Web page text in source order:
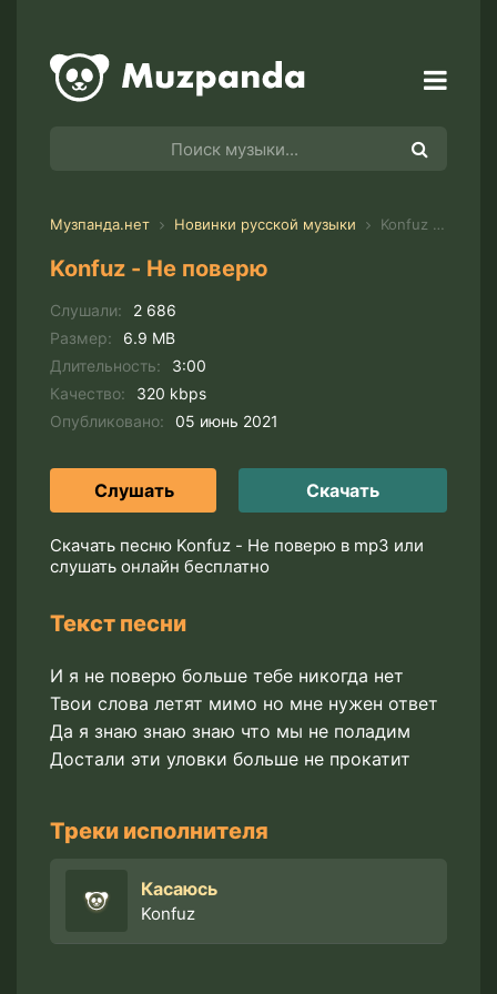
Музпанда.нет Новинки русской музыки Konfuz - Не поверю
Konfuz - Не поверю
Слушали:
2 686
Размер:
6.9 MB
Длительность:
3:00
Качество:
320 kbps
Опубликовано:
05 июнь 2021
Слушать Скачать
Скачать песню Konfuz - Не поверю в mp3 или
слушать онлайн бесплатно
Текст песни
И я не поверю больше тебе никогда нет
Твои слова летят мимо но мне нужен ответ
Да я знаю знаю знаю что мы не поладим
Достали эти уловки больше не прокатит
Треки исполнителя
Касаюсь
Konfuz